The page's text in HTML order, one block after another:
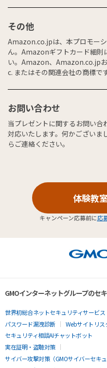
その他
Amazon.co.jpは、本プロモー
ん。Amazonギフトカード細則
い。Amazon、Amazon.co.jp
c. またはその関連会社の商標です
お問い合わせ
当プレゼントに関するお問い合
対応いたします。何かございま
らご連絡ください。
体験教
キャンペーン応募前に応
GMOインターネットグループのセ
世界初総合ネットセキュリティサービス
パスワード漏洩診断
Webサイトリス
セキュリティ相談AIチャットボット
実在証明・盗聴対策
サイバー攻撃対策（GMOサイバーセキュ